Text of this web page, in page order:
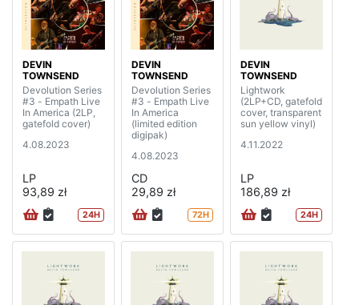
DEVIN
TOWNSEND
Devolution Series
#3 - Empath Live
In America (2LP,
gatefold cover)
4.08.2023
LP
93,89 zł
24H
DEVIN
TOWNSEND
Devolution Series
#3 - Empath Live
In America
(limited edition
digipak)
4.08.2023
CD
29,89 zł
72H
DEVIN
TOWNSEND
Lightwork
(2LP+CD, gatefold
cover, transparent
sun yellow vinyl)
4.11.2022
LP
186,89 zł
24H